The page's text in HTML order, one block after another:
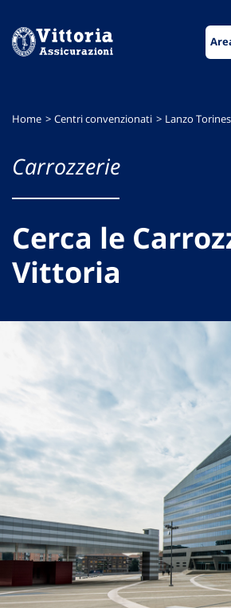
menu
contenuto
footer
Home Centri convenzionati Lanzo
Carrozzerie
Cerca le
Vittoria